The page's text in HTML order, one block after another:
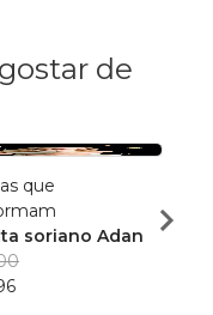
de
que
soriano Adan
Ana